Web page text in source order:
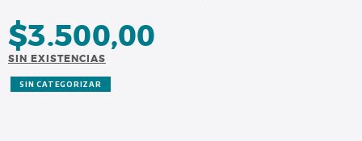
$3.500,00
SIN EXISTENCIAS
SIN CATEGORIZAR